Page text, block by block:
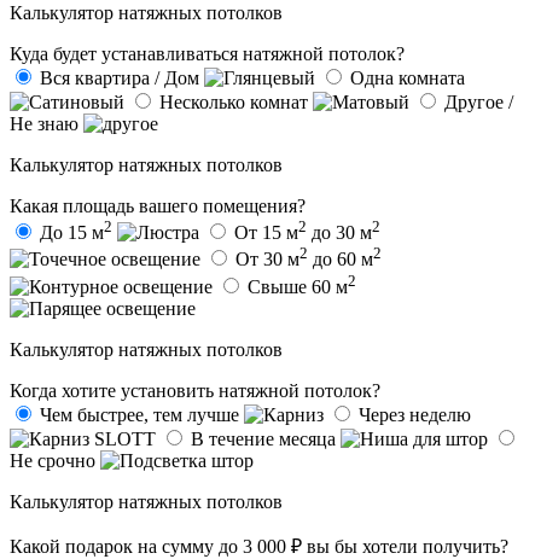
Калькулятор натяжных потолков
Куда будет устанавливаться натяжной потолок?
Вся квартира / Дом
Одна комната
Несколько комнат
Другое /
Не знаю
Калькулятор натяжных потолков
Какая площадь вашего помещения?
До 15 м2 От 15 м2 до 30 м2
От 30 м2 до 60 м2
Свыше 60 м2
Калькулятор натяжных потолков
Когда хотите установить натяжной потолок?
Чем быстрее, тем лучше
Через неделю
В течение месяца
Не срочно
Калькулятор натяжных потолков
Какой подарок на сумму до 3 000 ₽ вы бы хотели получить?